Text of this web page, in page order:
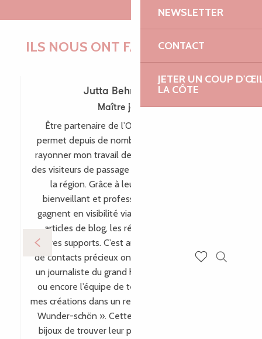
NEWSLETTER
CONTACT
JETER UN COUP
LA CÔTE
ILS NOUS ONT FAIT CONFIANCE !
Jutta Behr-Schaeidt
Maître joaillière
Être partenaire de l’Office de Tourisme me
permet depuis de nombreuses années de faire
rayonner mon travail de maître-joaillière auprès
des visiteurs de passage comme des habitants de
la région. Grâce à leur accompagnement
bienveillant et professionnel, mes créations
gagnent en visibilité via leur site internet, leurs
articles de blog, les réseaux sociaux et bien
d’autres supports. C’est aussi par ce biais que plein
de contacts précieux ont vu le jour, comme avec
un journaliste du grand hebdomadaire allemand
ou encore l’équipe de télévision WDR, incluant
mes créations dans un reportage pour l’émission «
Wunder-schön ». Cette visibilité permet à mes
bijoux de trouver leur place bien au-delà de la